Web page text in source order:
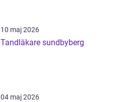
10 maj 2026
Tandläkare sundbyberg
04 maj 2026